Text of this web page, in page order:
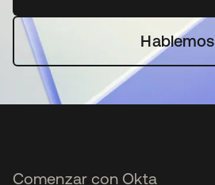
Hablemos
Comenzar con Okta